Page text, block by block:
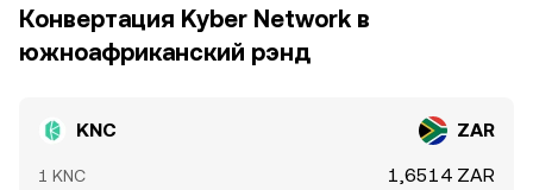
глубины пулов ликвидности на KyberSwap или других
DEX меняют доступную ликвидность и чувство рынка,
что транслируется в KNC/ZAR конверсионный курс.
Конвертация Kyber Network в
южноафриканский рэнд
KNC ZAR
1 KNC 1,6514 ZAR